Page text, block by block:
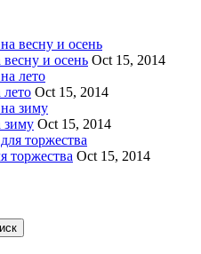
и осень Oct 15, 2014
Oct 15, 2014
зиму Oct 15, 2014
торжества Oct 15, 2014